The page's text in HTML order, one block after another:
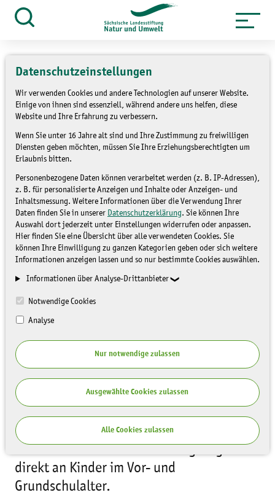
Datenschutzeinstellungen
Wir verwenden Cookies und andere Technologien auf unserer Website.
Einige von ihnen sind essenziell, während andere uns helfen, diese
Website und Ihre Erfahrung zu verbessern.
Wenn Sie unter 16 Jahre alt sind und Ihre Zustimmung zu freiwilligen
Diensten geben möchten, müssen Sie Ihre Erziehungsberechtigten um
Erlaubnis bitten.
Personenbezogene Daten können verarbeitet werden (z. B. IP-Adressen),
z. B. für personalisierte Anzeigen und Inhalte oder Anzeigen- und
Inhaltsmessung. Weitere Informationen über die Verwendung Ihrer
Daten finden Sie in unserer Datenschutzerklärung. Sie können Ihre
Auswahl dort jederzeit unter Einstellungen widerrufen oder anpassen.
Hier finden Sie eine Übersicht über alle verwendeten Cookies. Sie
können Ihre Einwilligung zu ganzen Kategorien geben oder sich weitere
Informationen anzeigen lassen und so nur bestimmte Cookies auswählen.
Informationen über Analyse-Drittanbieter
Notwendige Cookies
Analyse
Nur notwendige zulassen
Ausgewählte Cookies zulassen
Alle Cookies zulassen
Zum
Inhalt
Themen » Umweltbildung » Mobile
Umweltbildung
KinderUmweltBus
(KUBus)
MOBILE UMWELTBILDUNG
Die Natur bestaunen - mit Experimenten
begreifen - die Umwelt beschützen! Der
KinderUmweltBus (KUBus) richtet sich mit
direkt an Kinder im Vor- und
Grundschulalter.